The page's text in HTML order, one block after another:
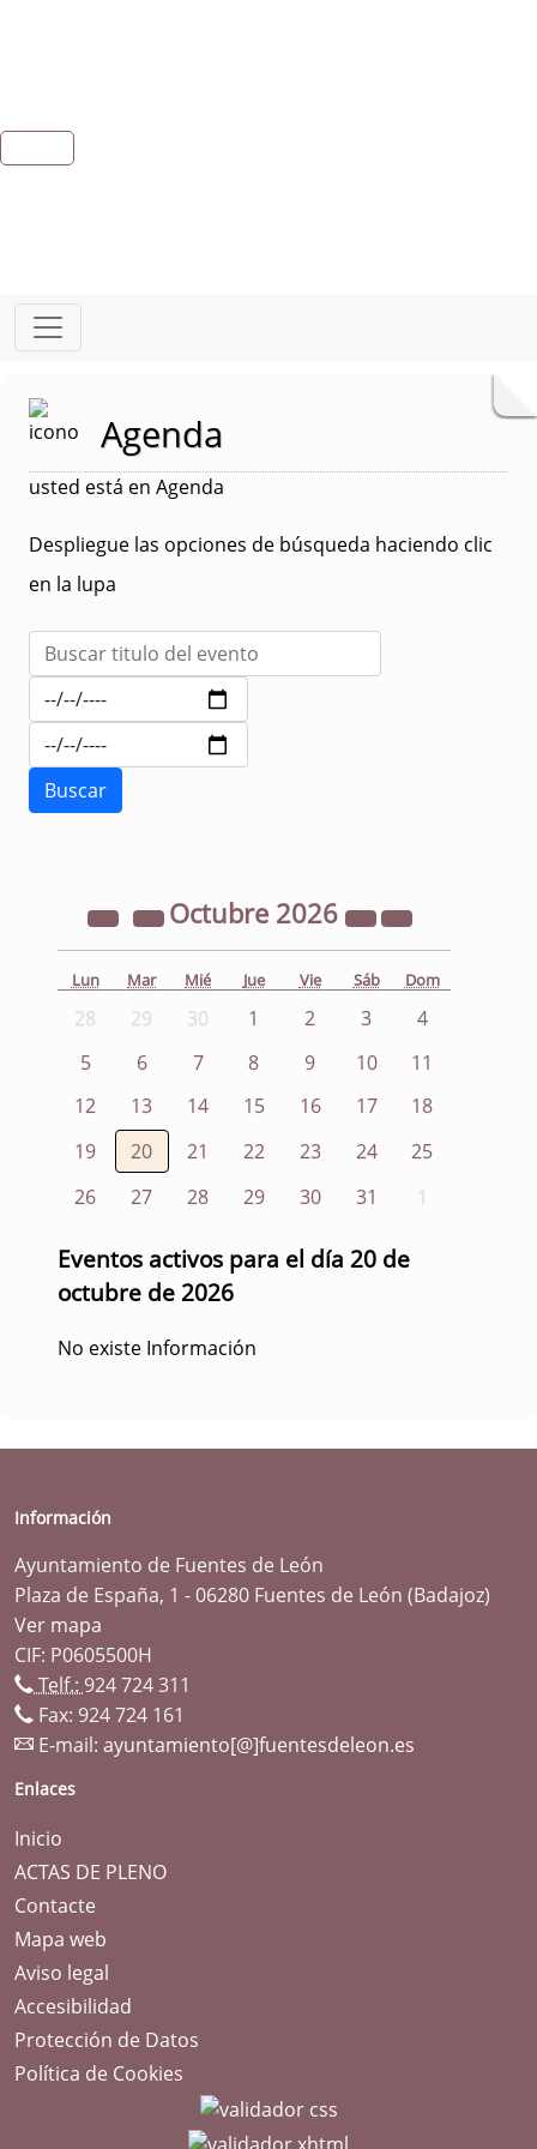
Agenda
usted está en Agenda
Despliegue las opciones de búsqueda haciendo clic
en la lupa
Octubre 2026
Lun Mar Mié Jue Vie Sáb Dom
28 29 30 1 2 3
4
5
6 7 8 9 10
11
12
13 14 15 16 17
18
19
20 21 22 23 24
25
26
27 28 29 30 31 1
Eventos activos para el día 20 de
octubre de 2026
No existe Información
Información
Ayuntamiento de Fuentes de León
Plaza de España, 1 - 06280 Fuentes de León (Badajoz)
Ver mapa
CIF: P0605500H
Telf.: 924 724 311
Fax: 924 724 161
E-mail: ayuntamiento[@]fuentesdeleon.es
Enlaces
Inicio
ACTAS DE PLENO
Contacte
Mapa web
Aviso legal
Accesibilidad
Protección de Datos
Política de Cookies